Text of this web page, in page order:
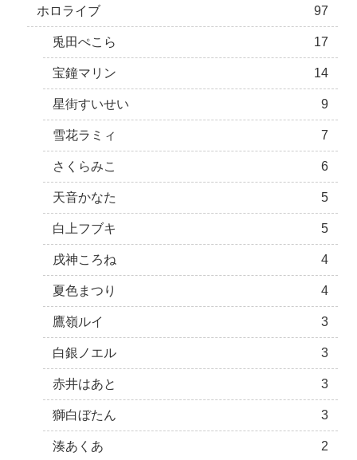
ホロライブ 97
兎田ぺこら 17
宝鐘マリン 14
星街すいせい 9
雪花ラミィ 7
さくらみこ 6
天音かなた 5
白上フブキ 5
戌神ころね 4
夏色まつり 4
鷹嶺ルイ 3
白銀ノエル 3
赤井はあと 3
獅白ぼたん 3
湊あくあ 2